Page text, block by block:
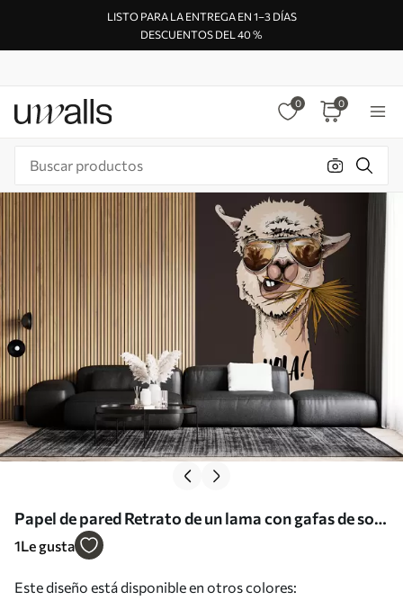
LISTO PARA LA ENTREGA EN 1–3 DÍAS
DESCUENTOS DEL 40 %
0 0
Papel de pared Retrato de un lama con gafas de sol
y una hoja de palma en abanico Nr. u98177v2
1Le gusta
Este diseño está disponible en otros colores: